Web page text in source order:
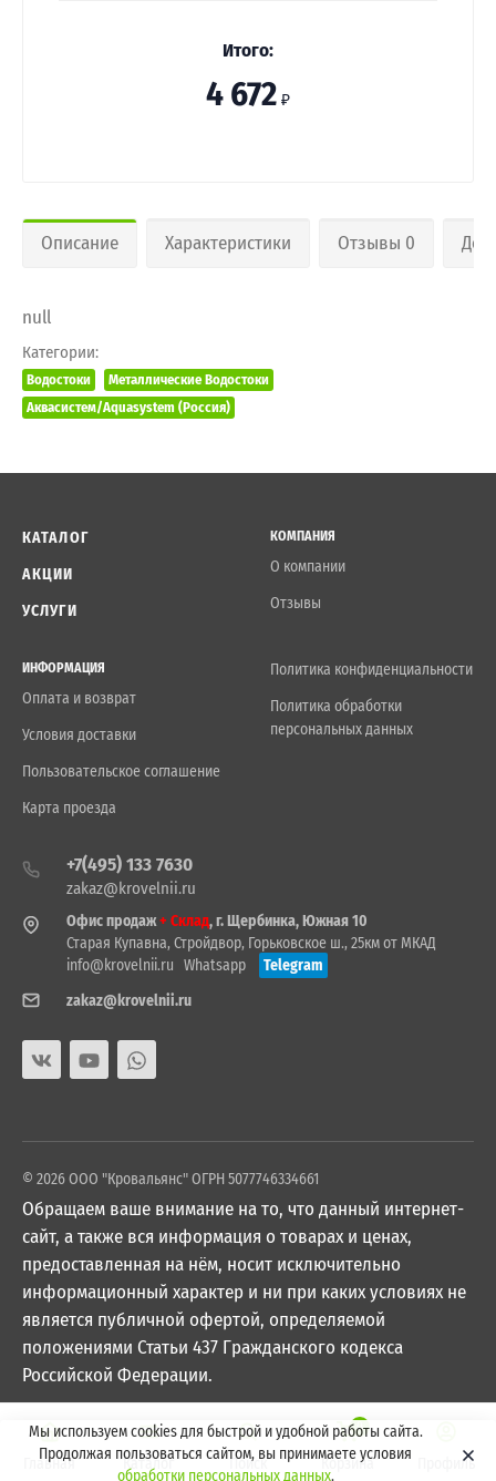
Итого:
4 672 ₽
Описание Характеристики Отзывы 0
null
Категории:
Водостоки
Металлические Водостоки
Аквасистем/Aquasystem (Россия)
КАТАЛОГ
АКЦИИ
УСЛУГИ
КОМПАНИЯ
О компании
Отзывы
ИНФОРМАЦИЯ
Оплата и возврат
Условия доставки
Пользовательское соглашение
Карта проезда
Политика конфиденциальности
Политика обработки
персональных данных
+7(495) 133 7630
zakaz@krovelnii.ru
Офис продаж+ Склад, г. Щербинка, Южная 10
Старая Купавна, Стройдвор, Горьковское ш., 25км от МКАД
info@krovelnii.ru Whatsapp
Telegram
zakaz@krovelnii.ru
© 2026 ООО "Кровальянс" ОГРН 5077746334661
Обращаем ваше внимание на то, что данный интернет-
сайт, а также вся информация о товарах и ценах,
предоставленная на нём, носит исключительно
информационный характер и ни при каких условиях не
является публичной офертой, определяемой
положениями Статьи 437 Гражданского кодекса
Российской Федерации.
Мы используем cookies для быстрой и удобной работы сайта.
Продолжая пользоваться сайтом, вы принимаете условия
обработки персональных данных.
Главная Каталог Поиск
0
Корзина Профиль